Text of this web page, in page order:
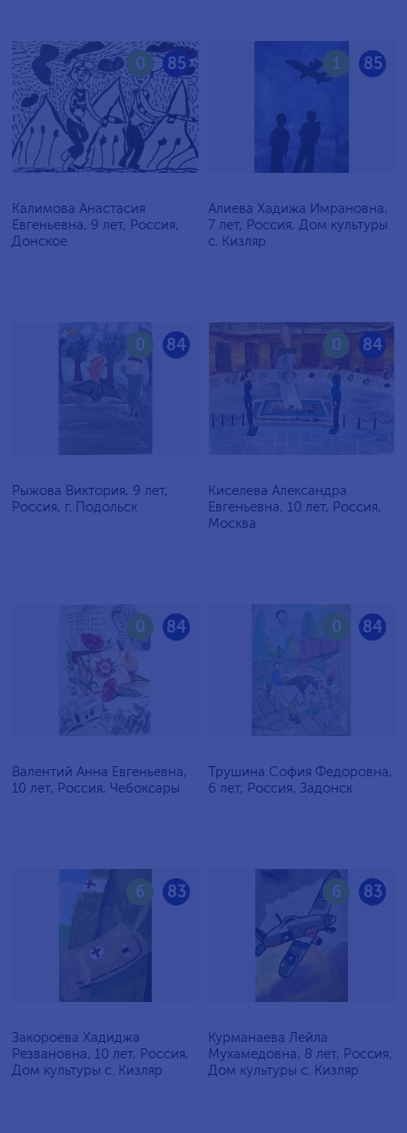
85
0
Калимова Анастасия
Евгеньевна, 9 лет, Россия,
Донское
85
1
Алиева Хадижа Имрановна,
7 лет, Россия, Дом культуры
с. Кизляр
84
0
Рыжова Виктория, 9 лет,
Россия, г. Подольск
84
0
Киселева Александра
Евгеньевна, 10 лет, Россия,
Москва
84
0
Валентий Анна Евгеньевна,
10 лет, Россия, Чебоксары
84
0
Трушина София Федоровна,
6 лет, Россия, Задонск
83
6
Закороева Хадиджа
Резвановна, 10 лет, Россия,
Дом культуры с. Кизляр
83
6
Курманаева Лейла
Мухамедовна, 8 лет, Россия,
Дом культуры с. Кизляр